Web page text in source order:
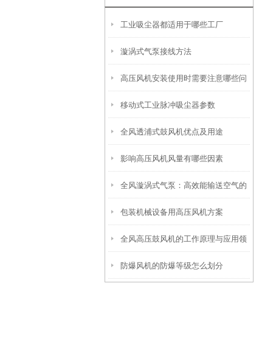
工业吸尘器都适用于哪些工厂
漩涡式气泵接线方法
高压风机安装使用时需要注意哪些问
题
移动式工业脉冲吸尘器参数
全风透浦式鼓风机优点及用途
影响高压风机风量有哪些因素
全风漩涡式气泵：高效能输送空气的
利器
包装机械设备用高压风机方案
全风高压鼓风机的工作原理与应用领
域有哪些？
防爆风机的防爆等级怎么划分